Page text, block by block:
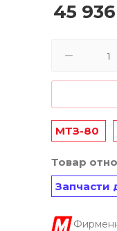
45 936
МТЗ-80
Товар
Запчасти